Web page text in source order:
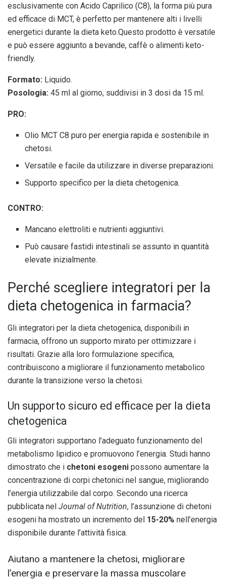
esclusivamente con Acido Caprilico (C8), la forma più pura
ed efficace di MCT, è perfetto per mantenere alti i livelli
energetici durante la dieta keto.Questo prodotto è versatile
e può essere aggiunto a bevande, caffè o alimenti keto-
friendly.
Formato: Liquido.
Posologia: 45 ml al giorno, suddivisi in 3 dosi da 15 ml.
PRO:
Olio MCT C8 puro per energia rapida e sostenibile in
chetosi.
Versatile e facile da utilizzare in diverse preparazioni.
Supporto specifico per la dieta chetogenica.
CONTRO:
Mancano elettroliti e nutrienti aggiuntivi.
Può causare fastidi intestinali se assunto in quantità
elevate inizialmente.
Perché scegliere integratori per la
dieta chetogenica in farmacia?
Gli integratori per la dieta chetogenica, disponibili in
farmacia, offrono un supporto mirato per ottimizzare i
risultati. Grazie alla loro formulazione specifica,
contribuiscono a migliorare il funzionamento metabolico
durante la transizione verso la chetosi.
Un supporto sicuro ed efficace per la dieta
chetogenica
Gli integratori supportano l’adeguato funzionamento del
metabolismo lipidico e promuovono l’energia. Studi hanno
dimostrato che i chetoni esogeni possono aumentare la
concentrazione di corpi chetonici nel sangue, migliorando
l’energia utilizzabile dal corpo. Secondo una ricerca
pubblicata nel Journal of Nutrition, l’assunzione di chetoni
esogeni ha mostrato un incremento del 15-20% nell’energia
disponibile durante l’attività fisica.
Aiutano a mantenere la chetosi, migliorare
l’energia e preservare la massa muscolare